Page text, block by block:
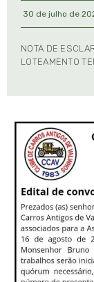
30 de julho de
NOTA DE
LOTEAMENTO